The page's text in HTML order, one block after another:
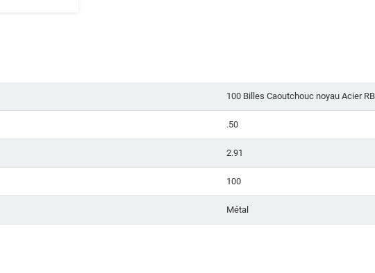
100 Billes Caoutchouc noyau Acier
.50
2.91
100
Métal